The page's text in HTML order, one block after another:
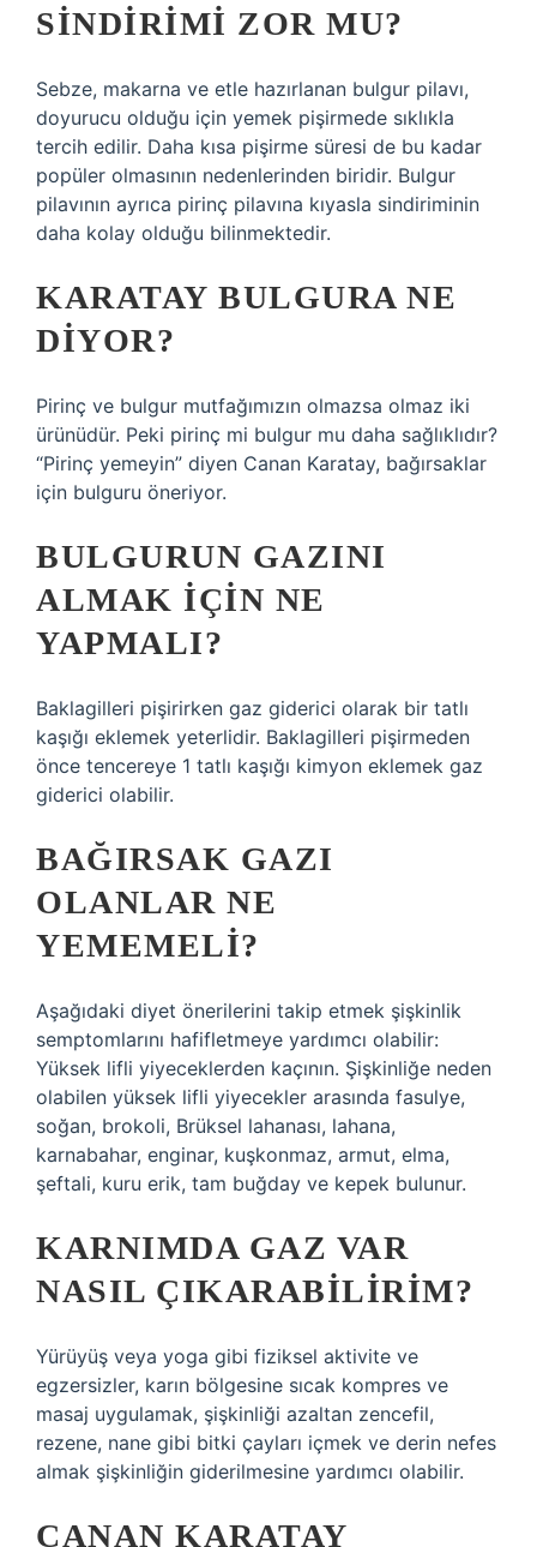
SINDIRIMI ZOR MU?
Sebze, makarna ve etle hazırlanan bulgur pilavı,
doyurucu olduğu için yemek pişirmede sıklıkla
tercih edilir. Daha kısa pişirme süresi de bu kadar
popüler olmasının nedenlerinden biridir. Bulgur
pilavının ayrıca pirinç pilavına kıyasla sindiriminin
daha kolay olduğu bilinmektedir.
KARATAY BULGURA NE
DIYOR?
Pirinç ve bulgur mutfağımızın olmazsa olmaz iki
ürünüdür. Peki pirinç mi bulgur mu daha sağlıklıdır?
“Pirinç yemeyin” diyen Canan Karatay, bağırsaklar
için bulguru öneriyor.
BULGURUN GAZINI
ALMAK IÇIN NE
YAPMALI?
Baklagilleri pişirirken gaz giderici olarak bir tatlı
kaşığı eklemek yeterlidir. Baklagilleri pişirmeden
önce tencereye 1 tatlı kaşığı kimyon eklemek gaz
giderici olabilir.
BAĞIRSAK GAZI
OLANLAR NE
YEMEMELI?
Aşağıdaki diyet önerilerini takip etmek şişkinlik
semptomlarını hafifletmeye yardımcı olabilir:
Yüksek lifli yiyeceklerden kaçının. Şişkinliğe neden
olabilen yüksek lifli yiyecekler arasında fasulye,
soğan, brokoli, Brüksel lahanası, lahana,
karnabahar, enginar, kuşkonmaz, armut, elma,
şeftali, kuru erik, tam buğday ve kepek bulunur.
KARNIMDA GAZ VAR
NASIL ÇIKARABILIRIM?
Yürüyüş veya yoga gibi fiziksel aktivite ve
egzersizler, karın bölgesine sıcak kompres ve
masaj uygulamak, şişkinliği azaltan zencefil,
rezene, nane gibi bitki çayları içmek ve derin nefes
almak şişkinliğin giderilmesine yardımcı olabilir.
CANAN KARATAY